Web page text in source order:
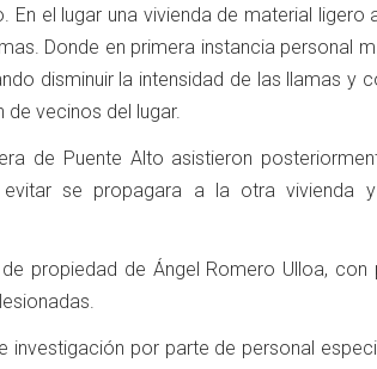
En el lugar una vivienda de material ligero
Donde en primera instancia personal
disminuir la intensidad de las llamas y
vecinos del lugar.
de Puente Alto asistieron
se propagara a la otra vivienda
propiedad de Ángel Romero Ulloa, con
investigación por parte de personal